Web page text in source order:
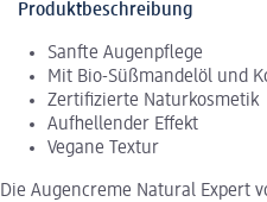
Produktbeschreibung
Sanfte Augenpflege
Mit Bio-Süßmandelöl und
Zertifizierte Naturkosmetik
Aufhellender Effekt
Vegane Textur
Die Augencreme Natural Expert